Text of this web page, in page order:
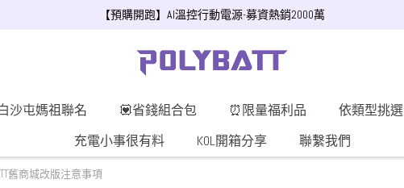
【預購開跑】AI溫控行動電源-募資熱銷2000萬
沙屯媽祖聯名 💟省錢組合包 ⏰限量福利品 依類型挑選
充電小事很有料
KOL開箱分享 聯繫我們
舊商城改版注意事項